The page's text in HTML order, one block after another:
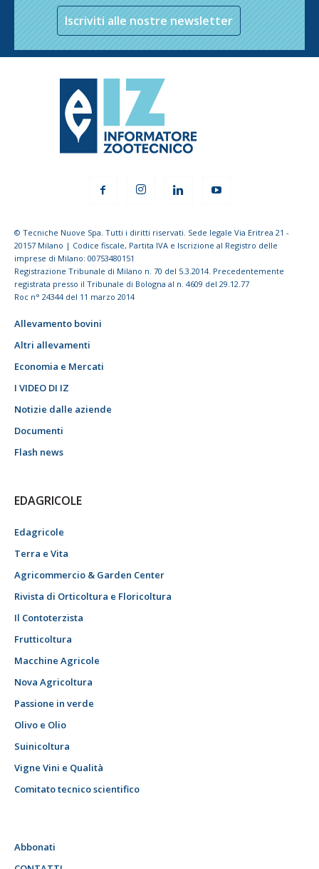
Iscriviti alle nostre newsletter
© Tecniche Nuove Spa. Tutti i diritti riservati. Sede legale Via Eritrea 21 -
20157 Milano | Codice fiscale, Partita IVA e Iscrizione al Registro delle
imprese di Milano: 00753480151
Registrazione Tribunale di Milano n. 70 del 5.3.2014. Precedentemente
registrata presso il Tribunale di Bologna al n. 4609 del 29.12.77
Roc n° 24344 del 11 marzo 2014
Allevamento bovini
Altri allevamenti
Economia e Mercati
I VIDEO DI IZ
Notizie dalle aziende
Documenti
Flash news
EDAGRICOLE
Edagricole
Terra e Vita
Agricommercio & Garden Center
Rivista di Orticoltura e Floricoltura
Il Contoterzista
Frutticoltura
Macchine Agricole
Nova Agricoltura
Passione in verde
Olivo e Olio
Suinicoltura
Vigne Vini e Qualità
Comitato tecnico scientifico
Abbonati